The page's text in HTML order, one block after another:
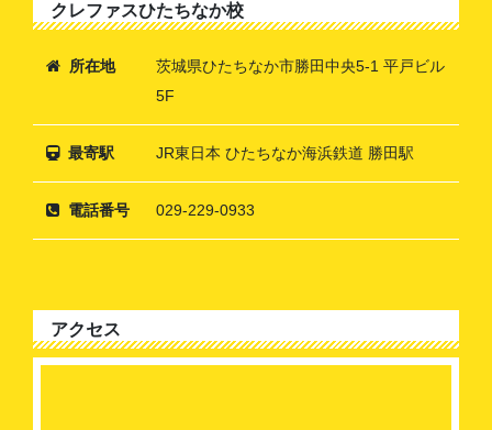
クレファスひたちなか校
所在地
茨城県ひたちなか市勝田中央5-1 平戸ビル
5F
最寄駅 JR東日本 ひたちなか海浜鉄道 勝田駅
電話番号 029-229-0933
アクセス